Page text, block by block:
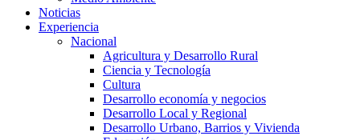
Noticias
Experiencia
Nacional
Agricultura y Desarrollo Rural
Ciencia y Tecnología
Cultura
Desarrollo economía y negocios
Desarrollo Local y Regional
Desarrollo Urbano, Barrios y Vivienda